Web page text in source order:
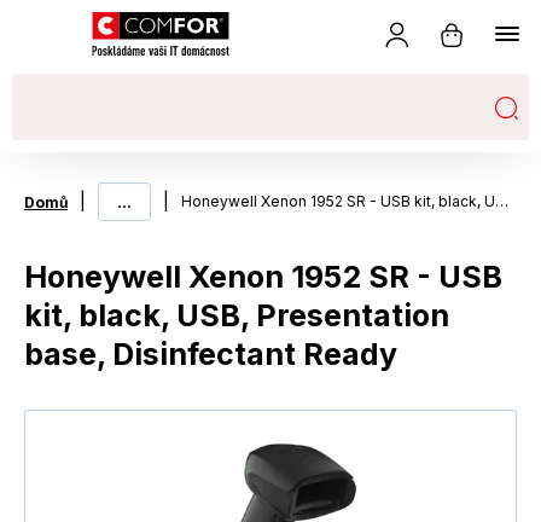
Domů ... Honeywell Xenon 1952 SR - USB kit, black, USB, Presentation base, Disinfectant Ready
Honeywell Xenon 1952 SR - USB
kit, black, USB, Presentation
base, Disinfectant Ready